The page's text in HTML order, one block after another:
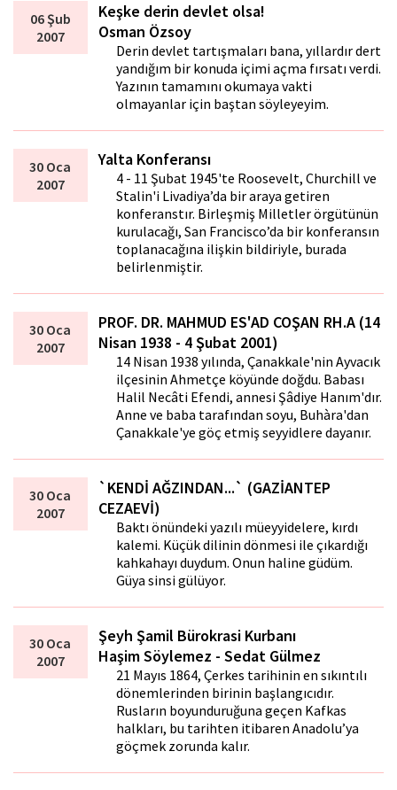
06 Şub
2007
Keşke derin devlet olsa!
Osman Özsoy
Derin devlet tartışmaları bana, yıllardır dert
yandığım bir konuda içimi açma fırsatı verdi.
Yazının tamamını okumaya vakti
olmayanlar için baştan söyleyeyim.
30 Oca
2007
Yalta Konferansı
4 - 11 Şubat 1945'te Roosevelt, Churchill ve
Stalin'i Livadiya’da bir araya getiren
konferanstır. Birleşmiş Milletler örgütünün
kurulacağı, San Francisco’da bir konferansın
toplanacağına ilişkin bildiriyle, burada
belirlenmiştir.
30 Oca
2007
PROF. DR. MAHMUD ES'AD COŞAN RH.A (14
Nisan 1938 - 4 Şubat 2001)
14 Nisan 1938 yılında, Çanakkale'nin Ayvacık
ilçesinin Ahmetçe köyünde doğdu. Babası
Halil Necâti Efendi, annesi Şâdiye Hanım'dır.
Anne ve baba tarafından soyu, Buhàra'dan
Çanakkale'ye göç etmiş seyyidlere dayanır.
30 Oca
2007
`KENDİ AĞZINDAN...` (GAZİANTEP
CEZAEVİ)
Baktı önündeki yazılı müeyyidelere, kırdı
kalemi. Küçük dilinin dönmesi ile çıkardığı
kahkahayı duydum. Onun haline güdüm.
Güya sinsi gülüyor.
30 Oca
2007
Şeyh Şamil Bürokrasi Kurbanı
Haşim Söylemez - Sedat Gülmez
21 Mayıs 1864, Çerkes tarihinin en sıkıntılı
dönemlerinden birinin başlangıcıdır.
Rusların boyunduruğuna geçen Kafkas
halkları, bu tarihten itibaren Anadolu’ya
göçmek zorunda kalır.